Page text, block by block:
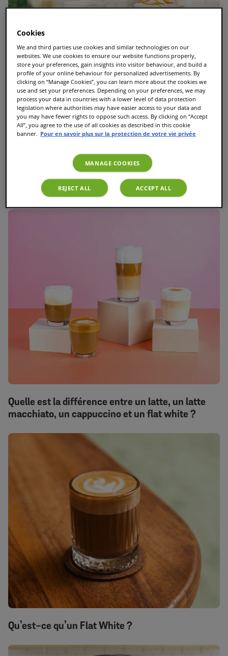
Le guide ultime des T Discs TASSIMO : Toutes les
variétés et les meilleures dosettes TASSIMO
Quelle est la différence entre un latte, un latte
macchiato, un cappuccino et un flat white ?
Qu’est-ce qu’un Flat White ?
Cookies
We and third parties use cookies and similar technologies on our
websites. We use cookies to ensure our website functions properly,
store your preferences, gain insights into visitor behaviour, and build a
profile of your online behaviour for personalized advertisements. By
clicking on “Manage Cookies”, you can learn more about the cookies we
use and set your preferences. Depending on your preferences, we may
process your data in countries with a lower level of data protection
legislation where authorities may have easier access to your data and
you may have fewer rights to oppose such access. By clicking on “Accept
All”, you agree to the use of all cookies as described in this cookie
banner. Pour en savoir plus sur la protection de votre vie privée
MANAGE COOKIES
REJECT ALL ACCEPT ALL